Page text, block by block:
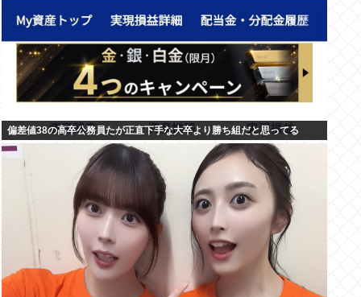
偏差値38の高卒公務員たが正直下手な大卒より勝ち組だと思ってる